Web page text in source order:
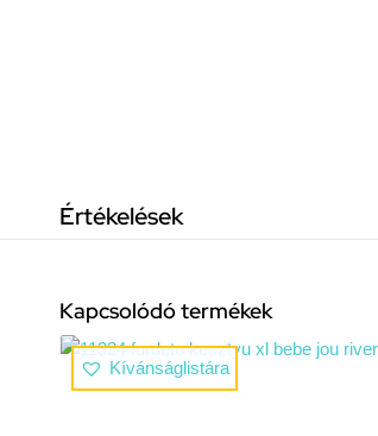
Értékelések
Kapcsolódó termékek
Kívánságlistára